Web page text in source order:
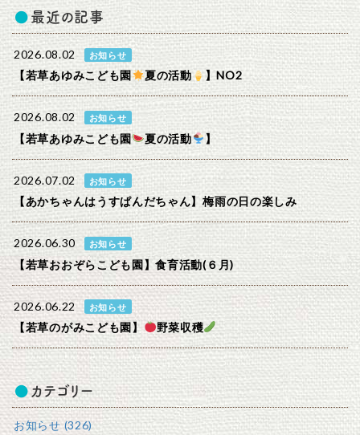
最近の記事
2026.08.02 お知らせ
【若草あゆみこども園 夏の活動 】NO2
2026.08.02 お知らせ
【若草あゆみこども園 夏の活動 】
2026.07.02 お知らせ
【あかちゃんはうすぱんだちゃん】梅雨の日の楽しみ
2026.06.30 お知らせ
【若草おおぞらこども園】食育活動(６月)
2026.06.22 お知らせ
【若草のがみこども園】 野菜収穫
カテゴリー
お知らせ (326)